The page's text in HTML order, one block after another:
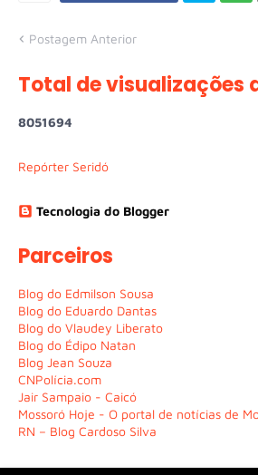
Postagem Anterior
Total de visualizações
8051694
Repórter Seridó
Tecnologia do Blogger
Parceiros
Blog do Edmilson Sousa
Blog do Eduardo Dantas
Blog do Vlaudey Liberato
Blog do Édipo Natan
Blog Jean Souza
CNPolícia.com
Jair Sampaio - Caicó
Mossoró Hoje - O portal de notícias de
RN – Blog Cardoso Silva